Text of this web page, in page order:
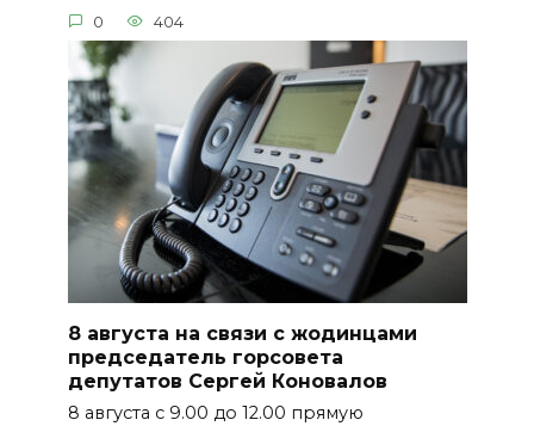
0 404
8 августа на связи с жодинцами
председатель горсовета
депутатов Сергей Коновалов
8 августа с 9.00 до 12.00 прямую